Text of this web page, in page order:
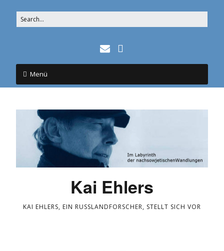
Menü
Kai Ehlers
KAI EHLERS, EIN RUSSLANDFORSCHER, STELLT SICH VOR